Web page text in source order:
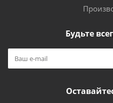
Будьте